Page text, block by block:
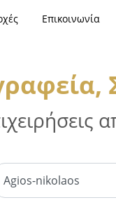
Επικοινωνία